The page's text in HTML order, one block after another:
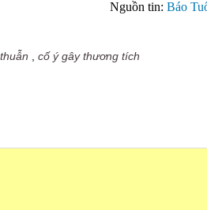
Nguồn tin: Báo
cố ý gây thương tích